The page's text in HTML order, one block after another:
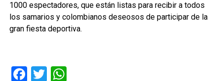
1000 espectadores, que están listas para recibir a todos
los samarios y colombianos deseosos de participar de la
gran fiesta deportiva.
Facebook
TwitterWhatsApp